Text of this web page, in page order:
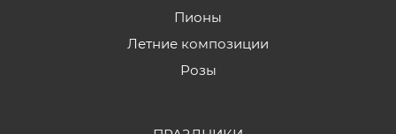
Пионы
Летние композиции
Розы